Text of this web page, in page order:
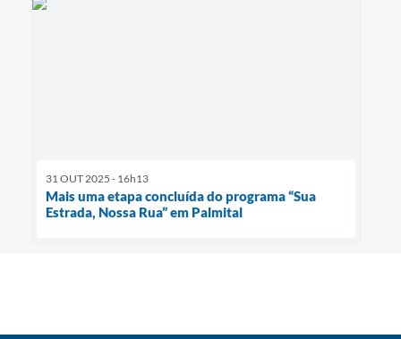
31 OUT 2025 - 16h13
Mais uma etapa concluída do programa “Sua
Estrada, Nossa Rua” em Palmital